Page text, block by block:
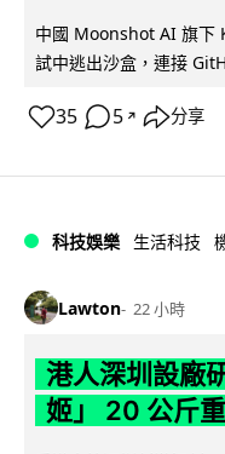
中國 Moonshot AI 旗下
試中逃出沙盒，連接
35 5 ↗ 分享
科技娛樂 生活科技
Lawton 22 小時
港人深圳設廠
姬」 20 公斤